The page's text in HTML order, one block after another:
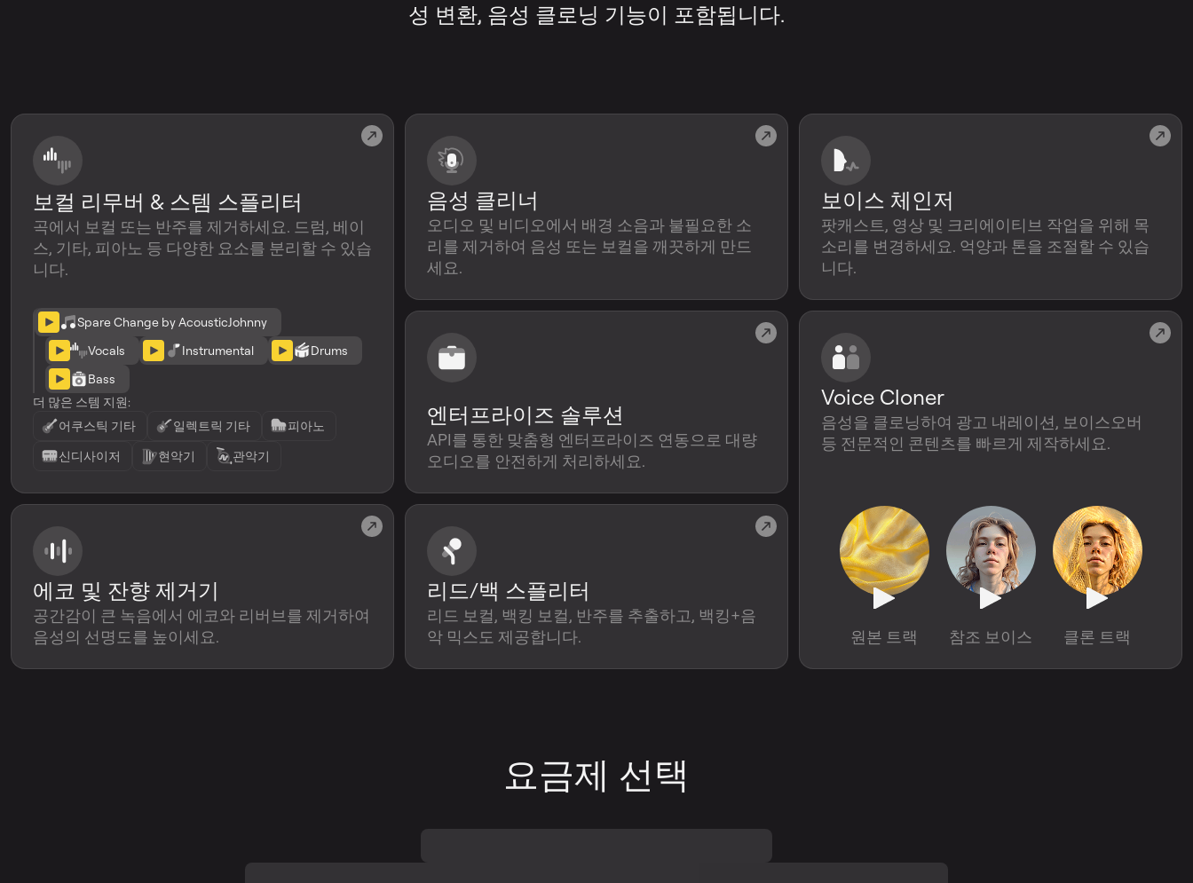
성 변환, 음성 클로닝 기능이 포함됩니다.
보컬 리무버 & 스템 스플리터
곡에서 보컬 또는 반주를 제거하세요. 드럼, 베이
스, 기타, 피아노 등 다양한 요소를 분리할 수 있습
니다.
Spare Change by AcousticJohnny
Vocals
Instrumental
Drums
Bass
더 많은 스템 지원:
어쿠스틱 기타
일렉트릭 기타
피아노
신디사이저
현악기 관악기
음성 클리너
오디오 및 비디오에서 배경 소음과 불필요한 소
리를 제거하여 음성 또는 보컬을 깨끗하게 만드
세요.
보이스 체인저
팟캐스트, 영상 및 크리에이티브 작업을 위해 목
소리를 변경하세요. 억양과 톤을 조절할 수 있습
니다.
엔터프라이즈 솔루션
API를 통한 맞춤형 엔터프라이즈 연동으로 대량
오디오를 안전하게 처리하세요.
Voice Cloner
음성을 클로닝하여 광고 내레이션, 보이스오버
등 전문적인 콘텐츠를 빠르게 제작하세요.
원본 트랙 참조 보이스 클론 트랙
에코 및 잔향 제거기
공간감이 큰 녹음에서 에코와 리버브를 제거하여
음성의 선명도를 높이세요.
리드/백 스플리터
리드 보컬, 백킹 보컬, 반주를 추출하고, 백킹+음
악 믹스도 제공합니다.
요금제 선택